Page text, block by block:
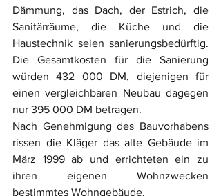
Dämmung, das Dach, der Estrich, die
Sanitärräume, die Küche und die
Haustechnik seien sanierungsbedürftig.
Die Gesamtkosten für die Sanierung
würden 432 000 DM, diejenigen für
einen vergleichbaren Neubau dagegen
nur 395 000 DM betragen.
Nach Genehmigung des Bauvorhabens
rissen die Kläger das alte Gebäude im
März 1999 ab und errichteten ein zu
ihren eigenen Wohnzwecken
bestimmtes Wohngebäude.